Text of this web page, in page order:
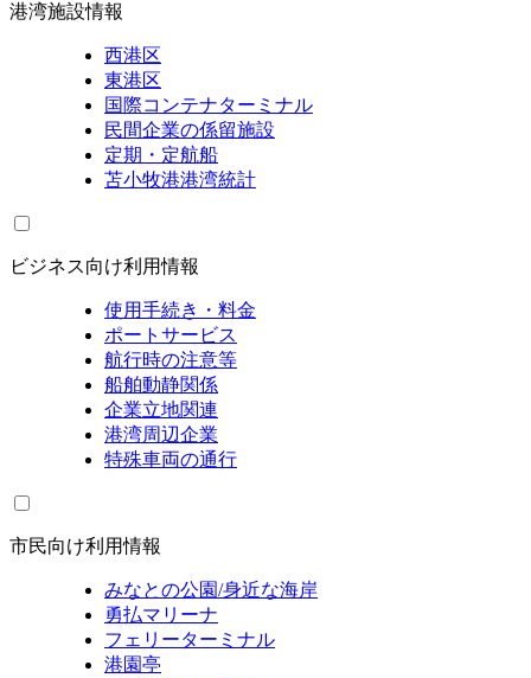
港湾施設情報
西港区
東港区
国際コンテナターミナル
民間企業の係留施設
定期・定航船
苫小牧港港湾統計
ビジネス向け利用情報
使用手続き・料金
ポートサービス
航行時の注意等
船舶動静関係
企業立地関連
港湾周辺企業
特殊車両の通行
市民向け利用情報
みなとの公園/身近な海岸
勇払マリーナ
フェリーターミナル
港園亭